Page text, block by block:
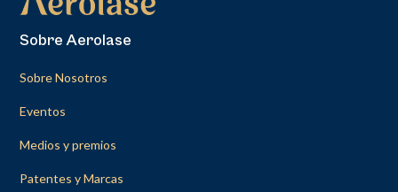
Sobre Aerolase
Sobre Nosotros
Eventos
Medios y premios
Patentes y Marcas